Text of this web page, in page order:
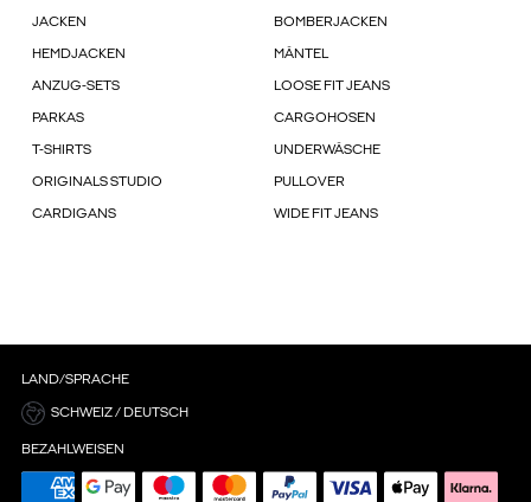
JACKEN BOMBERJACKEN
HEMDJACKEN MÄNTEL
ANZUG-SETS LOOSE FIT JEANS
PARKAS CARGOHOSEN
T-SHIRTS UNDERWÄSCHE
ORIGINALS STUDIO PULLOVER
CARDIGANS WIDE FIT JEANS
LAND/SPRACHE
SCHWEIZ / DEUTSCH
BEZAHLWEISEN